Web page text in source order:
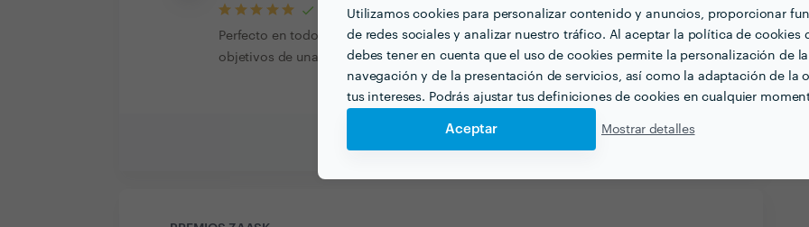
Utilizamos cookies para personalizar contenido y anuncios, proporcionar
de redes sociales y analizar nuestro tráfico. Al aceptar la política de cookies
debes tener en cuenta que el uso de cookies permite la personalización de la
navegación y de la presentación de servicios, así como la adaptación de la
tus intereses. Podrás ajustar tus definiciones de cookies en cualquier
Aceptar Mostrar detalles
Perfecto en todos los sentidos. Totalmente recomendable. Te ayuda a establecer
objetivos de una forma realista y práctica.